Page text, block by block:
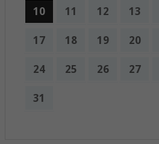
10 11 12 13
17 18 19 20
24 25 26 27
31